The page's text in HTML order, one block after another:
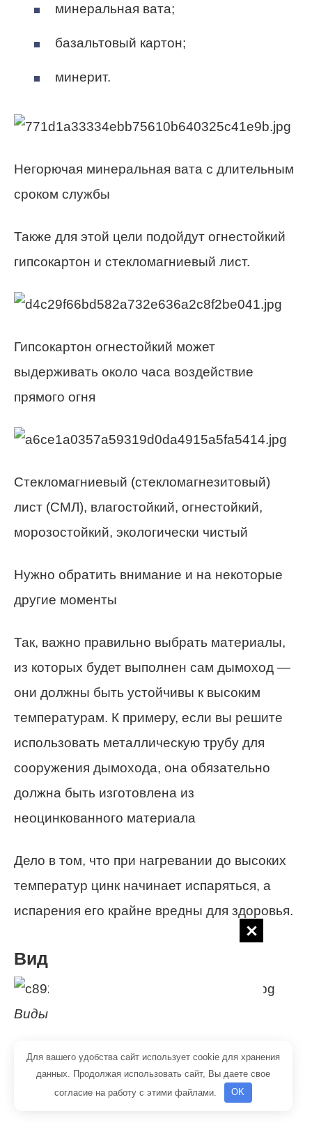
минеральная вата;
базальтовый картон;
минерит.
Негорючая минеральная вата с длительным
сроком службы
Также для этой цели подойдут огнестойкий
гипсокартон и стекломагниевый лист.
Гипсокартон огнестойкий может
выдерживать около часа воздействие
прямого огня
Стекломагниевый (стекломагнезитовый)
лист (СМЛ), влагостойкий, огнестойкий,
морозостойкий, экологически чистый
Нужно обратить внимание и на некоторые
другие моменты
Так, важно правильно выбрать материалы,
из которых будет выполнен сам дымоход —
они должны быть устойчивы к высоким
температурам. К примеру, если вы решите
использовать металлическую трубу для
сооружения дымохода, она обязательно
должна быть изготовлена из
неоцинкованного материала
Дело в том, что при нагревании до высоких
температур цинк начинает испаряться, а
испарения его крайне вредны для здоровья.
Виды УП
Виды конструкций
В строительстве чаще всего используются
следующие виды элементов проводки:
Для вашего удобства сайт использует cookie для хранения
данных. Продолжая использовать сайт, Вы даете свое
согласие на работу с этими файлами.
OK